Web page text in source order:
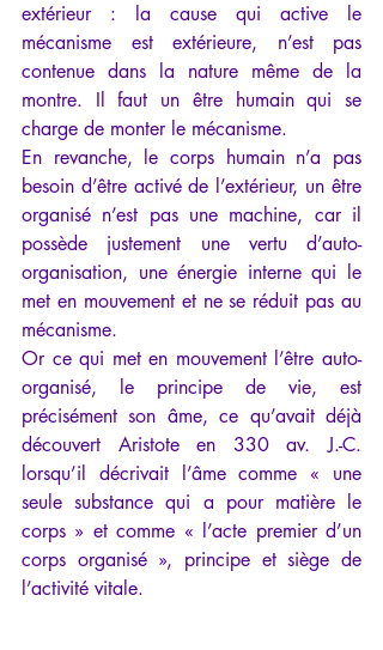
extérieur : la cause qui active le
mécanisme est extérieure, n’est pas
contenue dans la nature même de la
montre. Il faut un être humain qui se
charge de monter le mécanisme.
En revanche, le corps humain n’a pas
besoin d’être activé de l’extérieur, un être
organisé n’est pas une machine, car il
possède justement une vertu d’auto-
organisation, une énergie interne qui le
met en mouvement et ne se réduit pas au
mécanisme.
Or ce qui met en mouvement l’être auto-
organisé, le principe de vie, est
précisément son âme, ce qu’avait déjà
découvert Aristote en 330 av. J.-C.
lorsqu’il décrivait l’âme comme « une
seule substance qui a pour matière le
corps » et comme « l’acte premier d’un
corps organisé », principe et siège de
l’activité vitale.